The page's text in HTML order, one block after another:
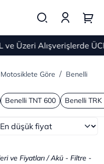
Alışverişlerde
Motosiklete Göre Benelli
Benelli TNT 600 Benelli
ve Fiyatları / Akü - Filtre -